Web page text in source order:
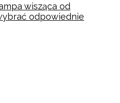
wisząca od
odpowiednie